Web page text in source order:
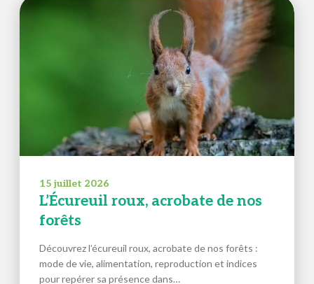
15 juillet 2026
L’Écureuil roux, acrobate de nos
forêts
Découvrez l’écureuil roux, acrobate de nos forêts :
mode de vie, alimentation, reproduction et indices
pour repérer sa présence dans…